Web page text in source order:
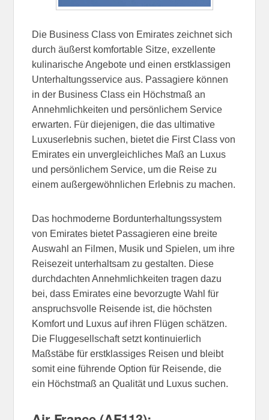
Die Business Class von Emirates zeichnet sich
durch äußerst komfortable Sitze, exzellente
kulinarische Angebote und einen erstklassigen
Unterhaltungsservice aus. Passagiere können
in der Business Class ein Höchstmaß an
Annehmlichkeiten und persönlichem Service
erwarten. Für diejenigen, die das ultimative
Luxuserlebnis suchen, bietet die First Class von
Emirates ein unvergleichliches Maß an Luxus
und persönlichem Service, um die Reise zu
einem außergewöhnlichen Erlebnis zu machen.
Das hochmoderne Bordunterhaltungssystem
von Emirates bietet Passagieren eine breite
Auswahl an Filmen, Musik und Spielen, um ihre
Reisezeit unterhaltsam zu gestalten. Diese
durchdachten Annehmlichkeiten tragen dazu
bei, dass Emirates eine bevorzugte Wahl für
anspruchsvolle Reisende ist, die höchsten
Komfort und Luxus auf ihren Flügen schätzen.
Die Fluggesellschaft setzt kontinuierlich
Maßstäbe für erstklassiges Reisen und bleibt
somit eine führende Option für Reisende, die
ein Höchstmaß an Qualität und Luxus suchen.